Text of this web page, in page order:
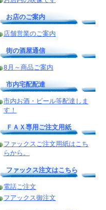
お店のご案内
店舗営業のご案内
街の酒屋通信
8月～商品ご案内
市内宅配配達
市内お酒・ビール等配達しま
す！
ＦＡＸ専用ご注文用紙
ファックスご注文用紙はこち
らから。
ファックス注文はこちら
電話ご注文
フアックス御注文